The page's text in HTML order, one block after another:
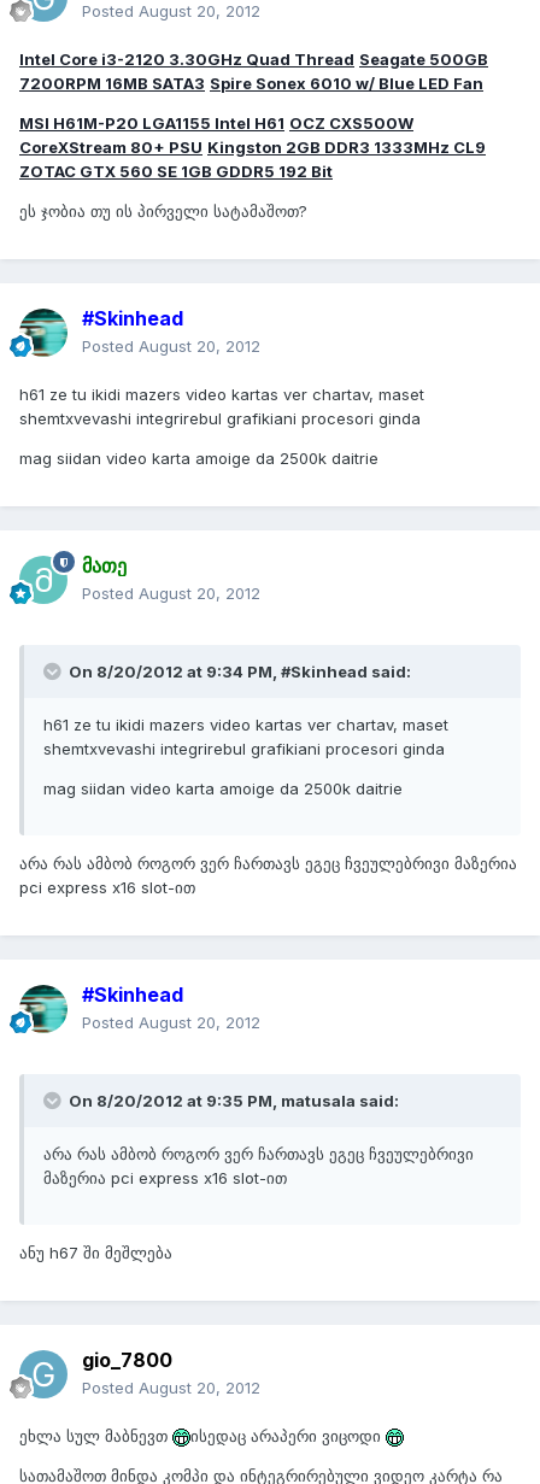
Posted August 20, 2012
Intel Core i3-2120 3.30GHz Quad Thread Seagate 500GB
7200RPM 16MB SATA3 Spire Sonex 6010 w/ Blue LED Fan
MSI H61M-P20 LGA1155 Intel H61 OCZ CXS500W
CoreXStream 80+ PSU Kingston 2GB DDR3 1333MHz CL9
ZOTAC GTX 560 SE 1GB GDDR5 192 Bit
ეს ჯობია თუ ის პირველი სატამაშოთ?
#Skinhead
Posted August 20, 2012
h61 ze tu ikidi mazers video kartas ver chartav, maset
shemtxvevashi integrirebul grafikiani procesori ginda
mag siidan video karta amoige da 2500k daitrie
მათე
Posted August 20, 2012
On 8/20/2012 at 9:34 PM, #Skinhead said:
h61 ze tu ikidi mazers video kartas ver chartav, maset
shemtxvevashi integrirebul grafikiani procesori ginda
mag siidan video karta amoige da 2500k daitrie
არა რას ამბობ როგორ ვერ ჩართავს ეგეც ჩვეულებრივი მაზერია
pci express x16 slot-ით
#Skinhead
Posted August 20, 2012
On 8/20/2012 at 9:35 PM, matusala said:
არა რას ამბობ როგორ ვერ ჩართავს ეგეც ჩვეულებრივი
მაზერია pci express x16 slot-ით
ანუ h67 ში მეშლება
gio_7800
Posted August 20, 2012
ეხლა სულ მაბნევთ ისედაც არაპერი ვიცოდი
სათამაშოთ მინდა კომპი და ინტეგრირებული ვიდეო კარტა რა